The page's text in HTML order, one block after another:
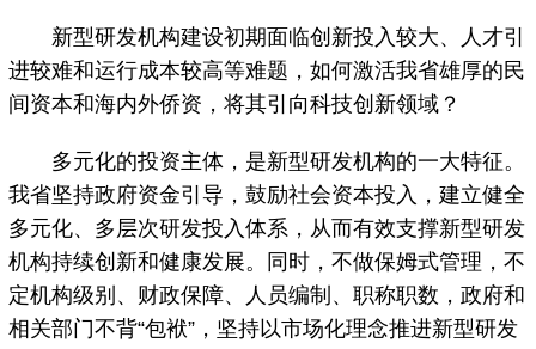
新型研发机构建设初期面临创新投入较大、人才引
进较难和运行成本较高等难题，如何激活我省雄厚的民
间资本和海内外侨资，将其引向科技创新领域？
多元化的投资主体，是新型研发机构的一大特征。
我省坚持政府资金引导，鼓励社会资本投入，建立健全
多元化、多层次研发投入体系，从而有效支撑新型研发
机构持续创新和健康发展。同时，不做保姆式管理，不
定机构级别、财政保障、人员编制、职称职数，政府和
相关部门不背“包袱”，坚持以市场化理念推进新型研发